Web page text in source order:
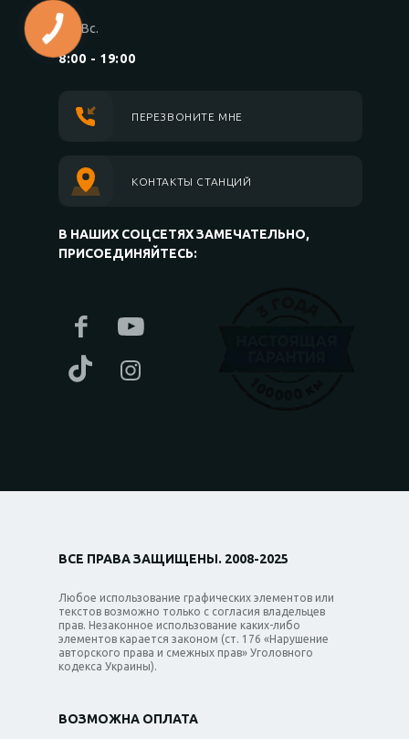
Пн.-Вс.
8:00 - 19:00
ПЕРЕЗВОНИТЕ МНЕ
КОНТАКТЫ СТАНЦИЙ
В НАШИХ СОЦСЕТЯХ ЗАМЕЧАТЕЛЬНО,
ПРИСОЕДИНЯЙТЕСЬ:
ВСЕ ПРАВА ЗАЩИЩЕНЫ. 2008-2025
Любое использование графических элементов или
текстов возможно только с согласия владельцев
прав. Незаконное использование каких-либо
элементов карается законом (ст. 176 «Нарушение
авторского права и смежных прав» Уголовного
кодекса Украины).
ВОЗМОЖНА ОПЛАТА